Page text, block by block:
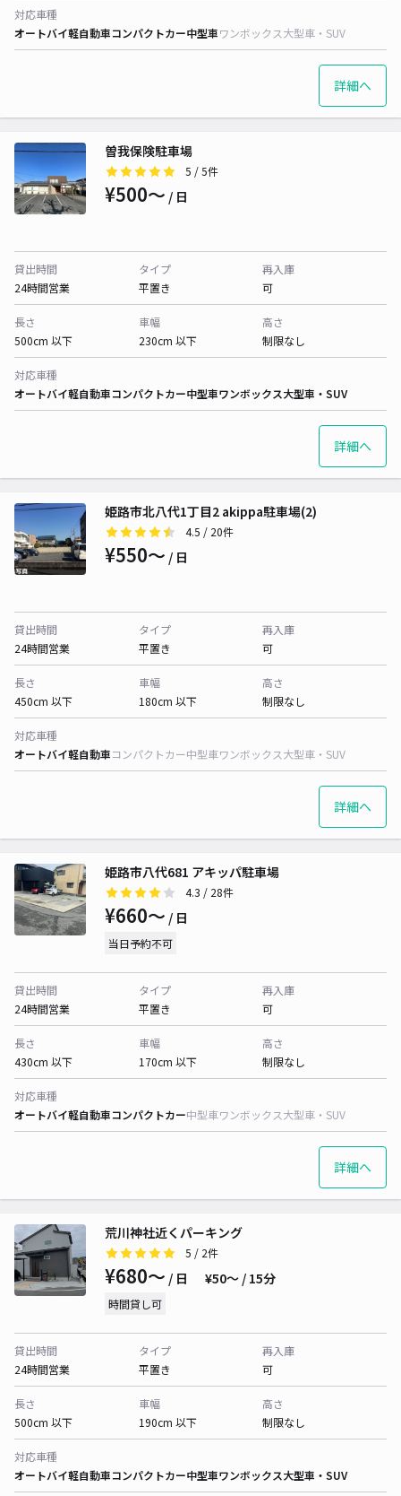
対応車種
オートバイ軽自動車コンパクトカー中型車ワンボックス大型車・SUV
詳細へ
曽我保険駐車場
5 / 5件
¥500〜 / 日
貸出時間
24時間営業
タイプ
平置き
再入庫
可
長さ
500cm 以下
車幅
230cm 以下
高さ
制限なし
対応車種
オートバイ軽自動車コンパクトカー中型車ワンボックス大型車・SUV
詳細へ
姫路市北八代1丁目2 akippa駐車場(2)
4.5 / 20件
¥550〜 / 日
貸出時間
24時間営業
タイプ
平置き
再入庫
可
長さ
450cm 以下
車幅
180cm 以下
高さ
制限なし
対応車種
オートバイ軽自動車コンパクトカー中型車ワンボックス大型車・SUV
詳細へ
姫路市八代681 アキッパ駐車場
4.3 / 28件
¥660〜 / 日
当日予約不可
貸出時間
24時間営業
タイプ
平置き
再入庫
可
長さ
430cm 以下
車幅
170cm 以下
高さ
制限なし
対応車種
オートバイ軽自動車コンパクトカー中型車ワンボックス大型車・SUV
詳細へ
荒川神社近くパーキング
5 / 2件
¥680〜 / 日 ¥50〜 / 15分
時間貸し可
貸出時間
24時間営業
タイプ
平置き
再入庫
可
長さ
500cm 以下
車幅
190cm 以下
高さ
制限なし
対応車種
オートバイ軽自動車コンパクトカー中型車ワンボックス大型車・SUV